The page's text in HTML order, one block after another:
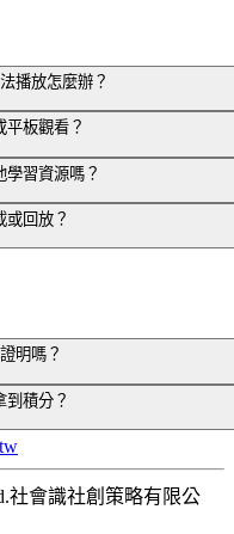
。
機構退刷處理，將於下期
款>
件提供 「本人姓名」存簿
的帳戶。ATM退款會代
為 課程售價 x 1.0% + 20
元）】＝425元，以此類
退課，所有課程將恢復原
退費。
。
機構退刷處理，將於下期
款>
件提供
的帳戶。ATM退款會代
為 課程售價 x 1.0% + 20
支付450元，實際退回
元）】＝425元，以此類
們會將電子發票寄送至學
件形式為：
知
會員載具
知 」信件。
一編號」正確性，避免影
播放怎麼辦？
認裝置系統、瀏覽器與網
議規格。
平板觀看？
腦等各種裝置來觀看課
至最新版本
學習資源嗎？
教材供學員下載，部分課
或回放？
載，但是部分課程可能會
程內容。
明嗎？
事項之指示，「
」，並「
到積分？
是由衛生福利部公告之認
月（未收到完課證明者恕
，請聯繫客服做進一步的
社會識社創策略有限公